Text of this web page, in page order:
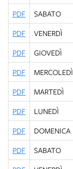
PDF
SABATO
PDF
VENERDÌ
PDF
GIOVEDÌ
PDF
MERCOLEDÌ
PDF
MARTEDÌ
PDF
LUNEDÌ
PDF
DOMENICA
PDF
SABATO